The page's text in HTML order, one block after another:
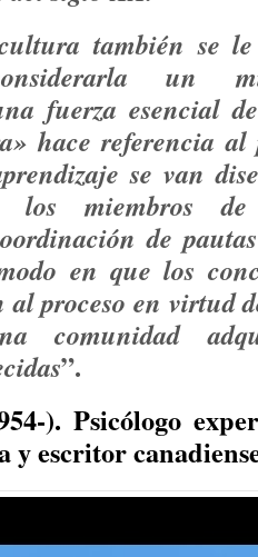
también se le
un
fuerza esencial
hace referencia al
se van
los miembros
de
en que los
al proceso en virtud
comunidad
”.
). Psicólogo
y escritor